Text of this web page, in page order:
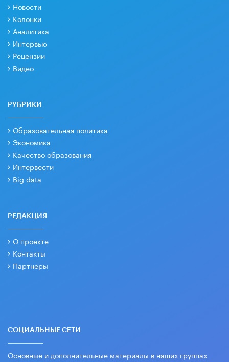
Новости
Колонки
Аналитика
Интервью
Рецензии
Видео
РУБРИКИ
Образовательная политика
Экономика
Качество образования
Интервести
Big data
РЕДАКЦИЯ
О проекте
Контакты
Партнеры
СОЦИАЛЬНЫЕ СЕТИ
Основные и дополнительные материалы в наших группах